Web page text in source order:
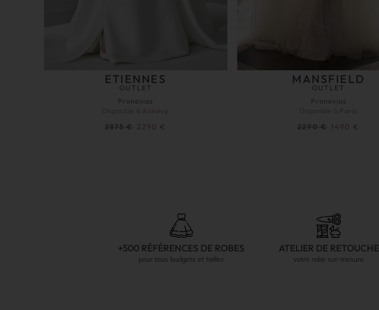
ETIENNES
OUTLET
Pronovias
Disponible à Annecy
2875€ 2290 €
MANSFIELD
OUTLET
Pronovias
Disponible à Paris
2290€ 1490 €
+500 RÉFÉRENCES DE ROBES
pour tous budgets et tailles
ATELIER DE RETOUCHE
votre robe sur-mesure